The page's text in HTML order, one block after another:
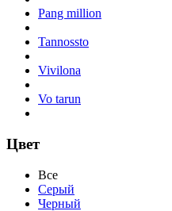
Pang million
Tannossto
Vivilona
Vo tarun
Цвет
Все
Серый
Черный